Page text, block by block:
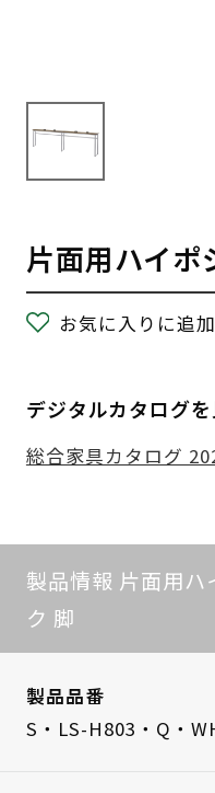
片面用ハイポ
お気に入りに追加
デジタルカタログ
総合家具カタログ
製品情報 片面用ハ
ク 脚
製品品番
S・LS-H803・Q・